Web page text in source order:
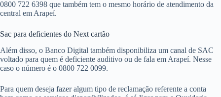
0800 722 6398 que também tem o mesmo horário de atendimento da
central em Arapeí.
Sac para deficientes do Next cartão
Além disso, o Banco Digital também disponibiliza um canal de SAC
voltado para quem é deficiente auditivo ou de fala em Arapeí. Nesse
caso o número é o 0800 722 0099.
Para quem deseja fazer algum tipo de reclamação referente a conta